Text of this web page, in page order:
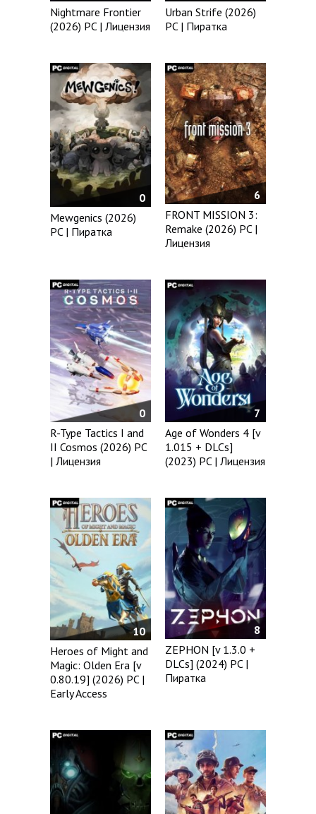
Nightmare Frontier
(2026) PC | Лицензия
Urban Strife (2026)
PC | Пиратка
0
Mewgenics (2026)
PC | Пиратка
6
FRONT MISSION 3:
Remake (2026) PC |
Лицензия
0
R-Type Tactics I and
II Cosmos (2026) PC
| Лицензия
7
Age of Wonders 4 [v
1.015 + DLCs]
(2023) PC | Лицензия
10
Heroes of Might and
Magic: Olden Era [v
0.80.19] (2026) PC |
Early Access
8
ZEPHON [v 1.3.0 +
DLCs] (2024) PC |
Пиратка